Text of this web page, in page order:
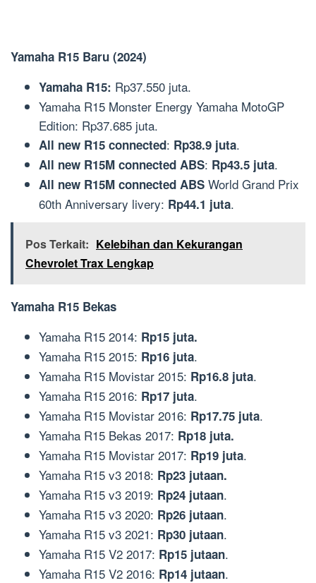
Yamaha R15 Baru (2024)
Yamaha R15: Rp37.550 juta.
Yamaha R15 Monster Energy Yamaha MotoGP
Edition: Rp37.685 juta.
All new R15 connected: Rp38.9 juta.
All new R15M connected ABS: Rp43.5 juta.
All new R15M connected ABS World Grand Prix
60th Anniversary livery: Rp44.1 juta.
Pos Terkait: Kelebihan dan Kekurangan
Chevrolet Trax Lengkap
Yamaha R15 Bekas
Yamaha R15 2014: Rp15 juta.
Yamaha R15 2015: Rp16 juta.
Yamaha R15 Movistar 2015: Rp16.8 juta.
Yamaha R15 2016: Rp17 juta.
Yamaha R15 Movistar 2016: Rp17.75 juta.
Yamaha R15 Bekas 2017: Rp18 juta.
Yamaha R15 Movistar 2017: Rp19 juta.
Yamaha R15 v3 2018: Rp23 jutaan.
Yamaha R15 v3 2019: Rp24 jutaan.
Yamaha R15 v3 2020: Rp26 jutaan.
Yamaha R15 v3 2021: Rp30 jutaan.
Yamaha R15 V2 2017: Rp15 jutaan.
Yamaha R15 V2 2016: Rp14 jutaan.